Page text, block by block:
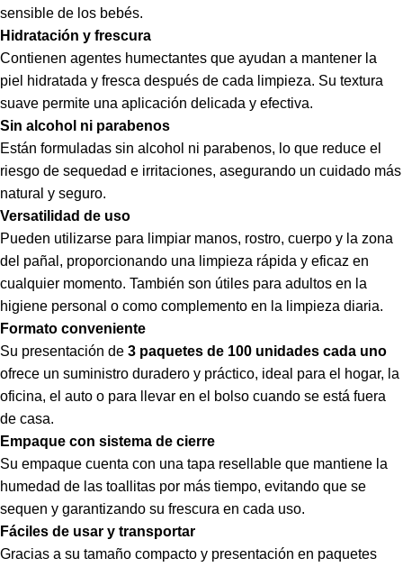
sensible de los bebés.
Hidratación y frescura
Contienen agentes humectantes que ayudan a mantener la
piel hidratada y fresca después de cada limpieza. Su textura
suave permite una aplicación delicada y efectiva.
Sin alcohol ni parabenos
Están formuladas sin alcohol ni parabenos, lo que reduce el
riesgo de sequedad e irritaciones, asegurando un cuidado más
natural y seguro.
Versatilidad de uso
Pueden utilizarse para limpiar manos, rostro, cuerpo y la zona
del pañal, proporcionando una limpieza rápida y eficaz en
cualquier momento. También son útiles para adultos en la
higiene personal o como complemento en la limpieza diaria.
Formato conveniente
Su presentación de 3 paquetes de 100 unidades cada uno
ofrece un suministro duradero y práctico, ideal para el hogar, la
oficina, el auto o para llevar en el bolso cuando se está fuera
de casa.
Empaque con sistema de cierre
Su empaque cuenta con una tapa resellable que mantiene la
humedad de las toallitas por más tiempo, evitando que se
sequen y garantizando su frescura en cada uso.
Fáciles de usar y transportar
Gracias a su tamaño compacto y presentación en paquetes